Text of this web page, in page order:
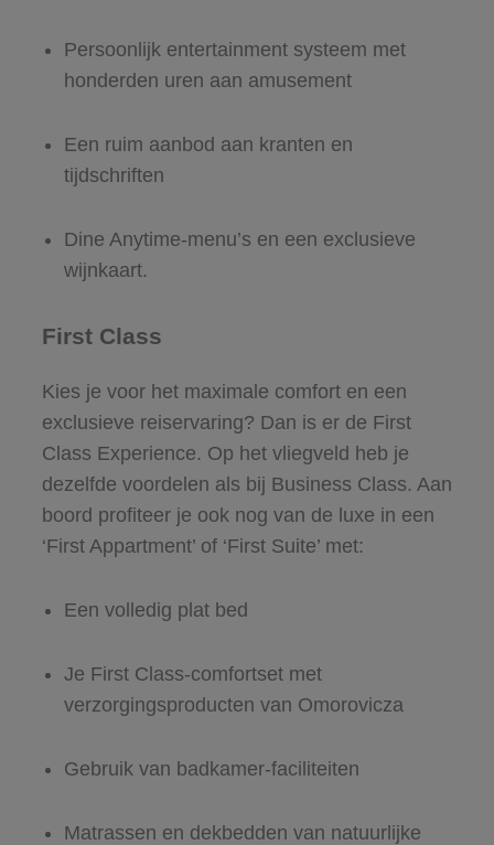
Persoonlijk entertainment systeem met
honderden uren aan amusement
Een ruim aanbod aan kranten en
tijdschriften
Dine Anytime-menu’s en een exclusieve
wijnkaart.
First Class
Kies je voor het maximale comfort en een
exclusieve reiservaring? Dan is er de First
Class Experience. Op het vliegveld heb je
dezelfde voordelen als bij Business Class. Aan
boord profiteer je ook nog van de luxe in een
‘First Appartment’ of ‘First Suite’ met:
Een volledig plat bed
Je First Class-comfortset met
verzorgingsproducten van Omorovicza
Gebruik van badkamer-faciliteiten
Matrassen en dekbedden van natuurlijke